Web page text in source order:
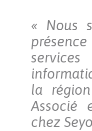
« Nous
la
Associé
chez